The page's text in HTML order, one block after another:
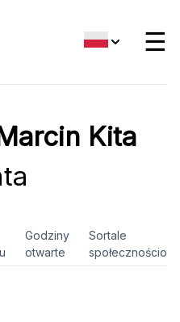
☰
Kita
Godziny
otwarte
Sortale